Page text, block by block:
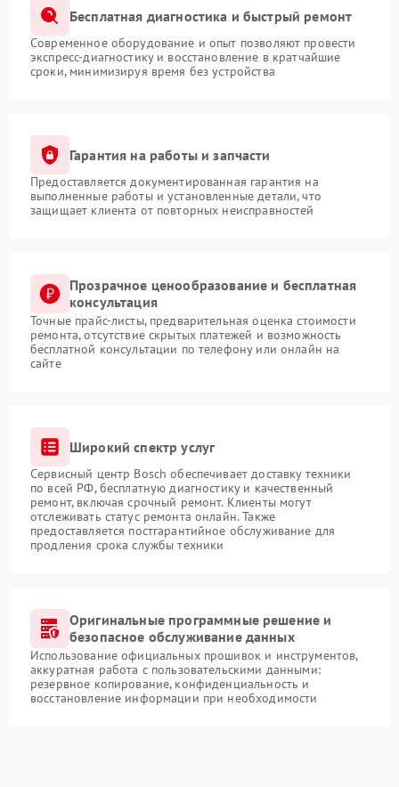
Бесплатная диагностика и быстрый ремонт
Современное оборудование и опыт позволяют провести
экспресс-диагностику и восстановление в кратчайшие
сроки, минимизируя время без устройства
Гарантия на работы и запчасти
Предоставляется документированная гарантия на
выполненные работы и установленные детали, что
защищает клиента от повторных неисправностей
Прозрачное ценообразование и бесплатная
консультация
Точные прайс-листы, предварительная оценка стоимости
ремонта, отсутствие скрытых платежей и возможность
бесплатной консультации по телефону или онлайн на
сайте
Широкий спектр услуг
Сервисный центр Bosch обеспечивает доставку техники
по всей РФ, бесплатную диагностику и качественный
ремонт, включая срочный ремонт. Клиенты могут
отслеживать статус ремонта онлайн. Также
предоставляется постгарантийное обслуживание для
продления срока службы техники
Оригинальные программные решение и
безопасное обслуживание данных
Использование официальных прошивок и инструментов,
аккуратная работа с пользовательскими данными:
резервное копирование, конфиденциальность и
восстановление информации при необходимости